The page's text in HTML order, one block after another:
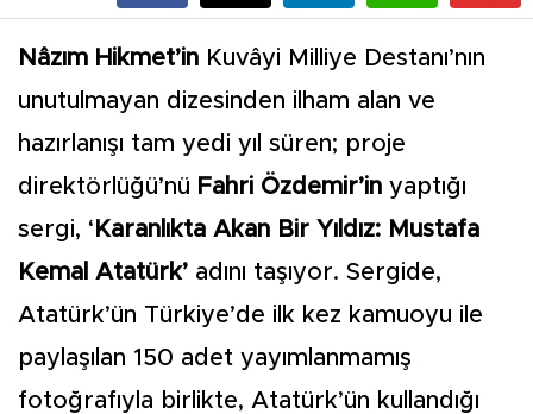
Nâzım Hikmet’in Kuvâyi Milliye Destanı’nın
unutulmayan dizesinden ilham alan ve
hazırlanışı tam yedi yıl süren; proje
direktörlüğü’nü Fahri Özdemir’in yaptığı
sergi, ‘ Karanlıkta Akan Bir Yıldız: Mustafa
Kemal Atatürk’ adını taşıyor. Sergide,
Atatürk’ün Türkiye’de ilk kez kamuoyu ile
paylaşılan 150 adet yayımlanmamış
fotoğrafıyla birlikte, Atatürk’ün kullandığı